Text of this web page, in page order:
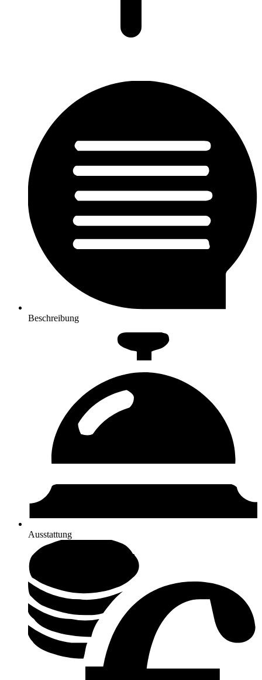
Beschreibung
Ausstattung